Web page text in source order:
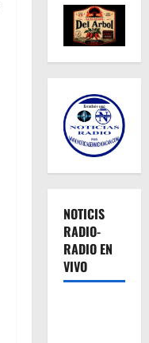
NOTICIS
RADIO-
RADIO EN
VIVO